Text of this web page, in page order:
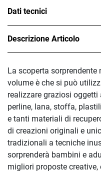
Dati tecnici
Descrizione Articolo
La scoperta
volume è che si può
realizzare graziosi
perline, lana, stoffa,
e tanti materiali di
di creazioni originali e
tradizionali a tecniche
sorprenderà bambini e
migliori proposte